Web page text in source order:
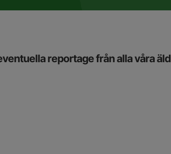
reportage från alla våra